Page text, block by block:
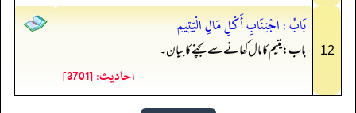
12
بَابُ : اجْتِنَابِ أَكْلِ مَالِ الْيَتِيمِ
باب: یتیم کا مال کھانے سے بچنے کا بیان۔
احادیث: [3701]